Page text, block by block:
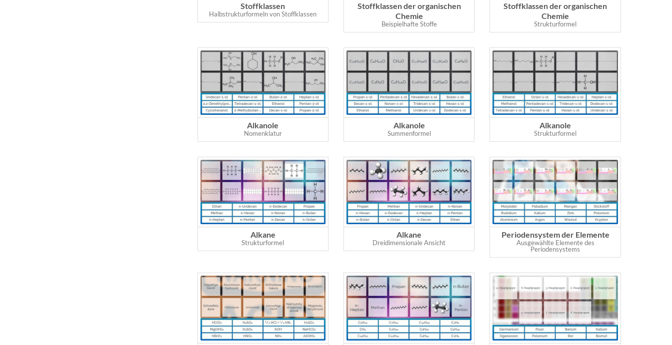
Stoffklassen
Halbstrukturformeln von Stoffklassen
Stoffklassen der organischen
Chemie
Beispielhafte Stoffe
Stoffklassen der organischen
Chemie
Strukturformel
Alkanole
Nomenklatur
Alkanole
Summenformel
Alkanole
Strukturformel
Alkane
Strukturformel
Alkane
Dreidimensionale Ansicht
Periodensystem der Elemente
Ausgewählte Elemente des
Periodensystems